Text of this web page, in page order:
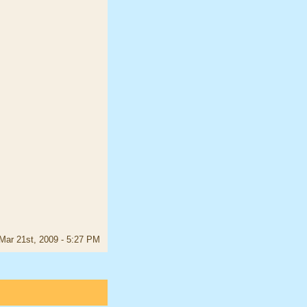
21st, 2009 - 5:27 PM